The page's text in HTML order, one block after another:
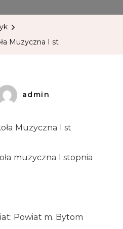
Muzyczna I st
admin
Muzyczna I st
muzyczna I stopnia
Powiat m. Bytom